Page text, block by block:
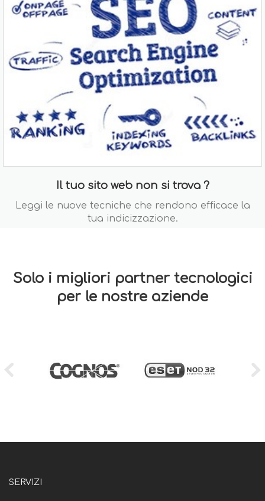
Il tuo sito web non si trova ?
Leggi le nuove tecniche che rendono efficace la
tua indicizzazione.
Solo i migliori partner tecnologici
per le nostre aziende
SERVIZI